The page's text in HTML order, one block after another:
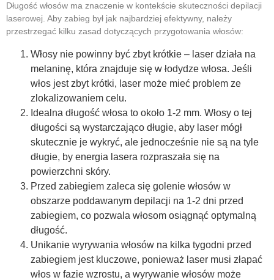
Długość włosów ma znaczenie w kontekście skuteczności depilacji
laserowej. Aby zabieg był jak najbardziej efektywny, należy
przestrzegać kilku zasad dotyczących przygotowania włosów:
Włosy nie powinny być zbyt krótkie – laser działa na
melaninę, która znajduje się w łodydze włosa. Jeśli
włos jest zbyt krótki, laser może mieć problem ze
zlokalizowaniem celu.
Idealna długość włosa to około 1-2 mm. Włosy o tej
długości są wystarczająco długie, aby laser mógł
skutecznie je wykryć, ale jednocześnie nie są na tyle
długie, by energia lasera rozpraszała się na
powierzchni skóry.
Przed zabiegiem zaleca się golenie włosów w
obszarze poddawanym depilacji na 1-2 dni przed
zabiegiem, co pozwala włosom osiągnąć optymalną
długość.
Unikanie wyrywania włosów na kilka tygodni przed
zabiegiem jest kluczowe, ponieważ laser musi złapać
włos w fazie wzrostu, a wyrywanie włosów może